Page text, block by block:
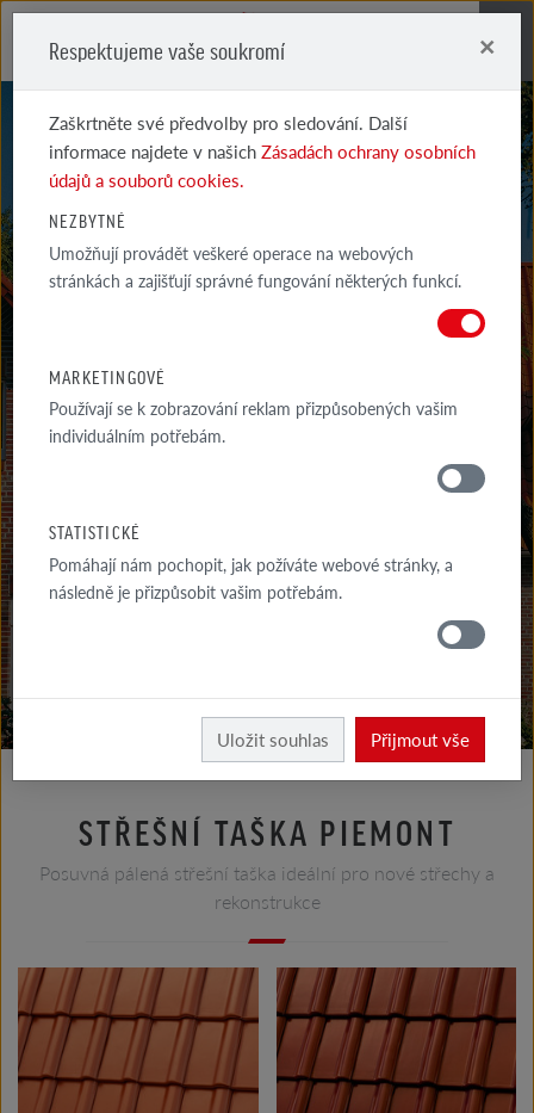
PIEMONT
KDE
Střecha Výrobky střecha
STŘEŠNÍ TAŠKA PIEMONT
Posuvná pálená střešní taška ideální pro nové střechy a
rekonstrukce
Respektujeme vaše soukromí ×
Zaškrtněte své předvolby pro sledování. Další
informace najdete v našichZásadách ochrany osobních
údajů a souborů cookies.
NEZBYTNÉ
Umožňují provádět veškeré operace na webových
stránkách a zajišťují správné fungování některých funkcí.
MARKETINGOVÉ
Používají se k zobrazování reklam přizpůsobených vašim
individuálním potřebám.
STATISTICKÉ
Pomáhají nám pochopit, jak požíváte webové stránky, a
následně je přizpůsobit vašim potřebám.
Uložit souhlas Přijmout vše